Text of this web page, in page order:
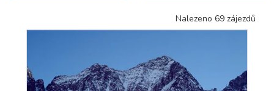
Nalezeno 69 zájezdů